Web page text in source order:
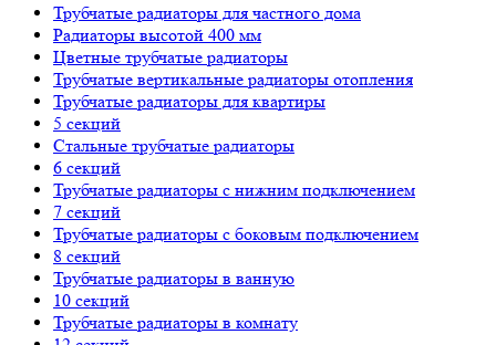
Трубчатые радиаторы для частного дома
Радиаторы высотой 400 мм
Цветные трубчатые радиаторы
Трубчатые вертикальные радиаторы отопления
Трубчатые радиаторы для квартиры
5 секций
Стальные трубчатые радиаторы
6 секций
Трубчатые радиаторы с нижним подключением
7 секций
Трубчатые радиаторы с боковым подключением
8 секций
Трубчатые радиаторы в ванную
10 секций
Трубчатые радиаторы в комнату